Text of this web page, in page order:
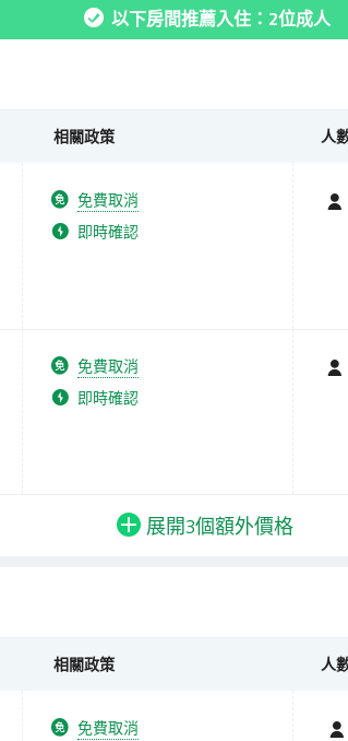
以下房間推薦入住：2位成人
相關政策 人
免費取消
即時確認
免費取消
即時確認
展開3個額外價格
相關政策 人
免費取消